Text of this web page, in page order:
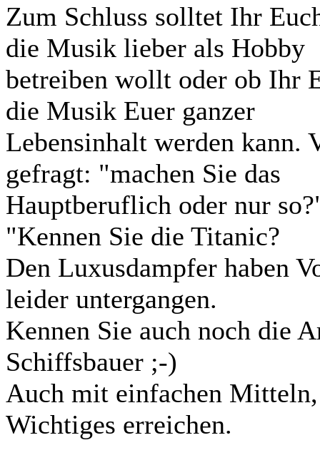
Zum Schluss solltet Ihr
die Musik lieber als Hobby
betreiben wollt oder ob Ihr
die Musik Euer ganzer
Lebensinhalt werden kann.
gefragt: "machen Sie das
Hauptberuflich oder nur
"Kennen Sie die Titanic?
Den Luxusdampfer haben
leider untergangen.
Kennen Sie auch noch die
Schiffsbauer ;-)
Auch mit einfachen
Wichtiges erreichen.